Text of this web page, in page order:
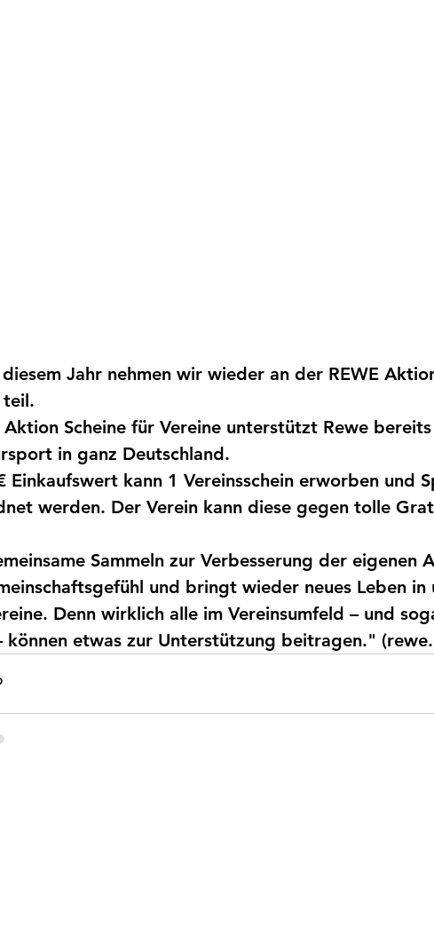
Jahr nehmen wir wieder an der REWE
teil.
Scheine für Vereine unterstützt Rewe
in ganz Deutschland.
Einkaufswert kann 1 Vereinsschein erworben und
werden. Der Verein kann diese gegen tolle
Sammeln zur Verbesserung der eigenen
und bringt wieder neues Leben in
Denn wirklich alle im Vereinsumfeld – und
können etwas zur Unterstützung beitragen."